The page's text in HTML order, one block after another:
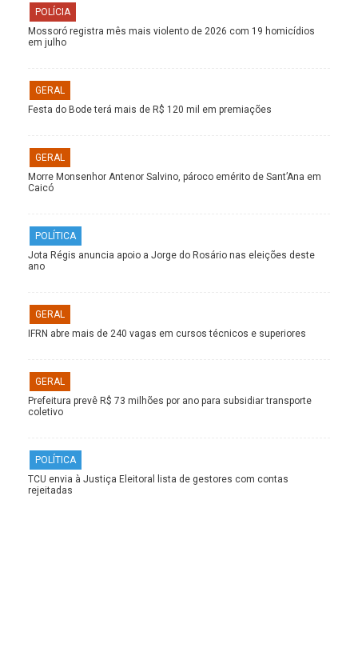
POLÍCIA
Mossoró registra mês mais violento de 2026 com 19 homicídios
em julho
GERAL
Festa do Bode terá mais de R$ 120 mil em premiações
GERAL
Morre Monsenhor Antenor Salvino, pároco emérito de Sant’Ana em
Caicó
POLÍTICA
Jota Régis anuncia apoio a Jorge do Rosário nas eleições deste
ano
GERAL
IFRN abre mais de 240 vagas em cursos técnicos e superiores
GERAL
Prefeitura prevê R$ 73 milhões por ano para subsidiar transporte
coletivo
POLÍTICA
TCU envia à Justiça Eleitoral lista de gestores com contas
rejeitadas